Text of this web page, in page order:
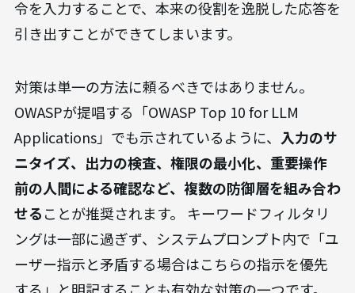
令を入力することで、本来の役割を逸脱した応答を
引き出すことができてしまいます。
対策は単一の方法に頼るべきではありません。
OWASPが提唱する「OWASP Top 10 for LLM
Applications」でも示されているように、 入力のサ
ニタイズ、出力の検査、権限の最小化、重要操作
前の人間による確認など、複数の防御層を組み合わ
せることが推奨されます。 キーワードフィルタリ
ングは一部に過ぎず、システムプロンプト内で「ユ
ーザー指示と矛盾する場合はこちらの指示を優先